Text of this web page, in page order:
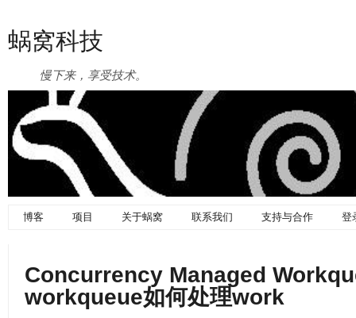
蜗窝科技
慢下来，享受技术。
博客 项目 关于蜗窝 联系我们 支持与合作 登
Concurrency Managed
workqueue如何处理work